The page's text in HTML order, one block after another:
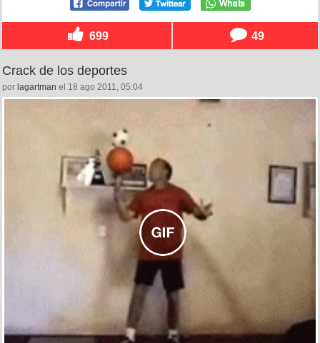
699 49
Crack de los deportes
por lagartman el 18 ago 2011, 05:04